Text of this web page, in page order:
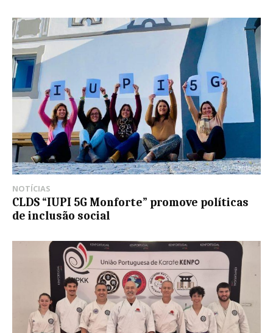
NOTÍCIAS
CLDS “IUPI 5G Monforte” promove políticas
de inclusão social